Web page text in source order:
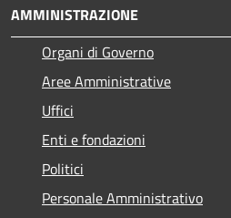
AMMINISTRAZIONE
Organi di Governo
Aree Amministrative
Uffici
Enti e fondazioni
Politici
Personale Amministrativo